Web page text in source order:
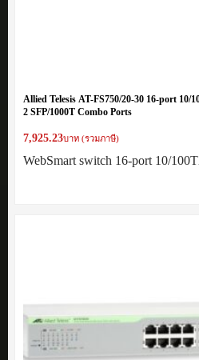
Allied Telesis AT-FS750/20-30 16-port 10/
2 SFP/1000T Combo Ports
7,925.23บาท (รวมภาษี)
WebSmart switch 16-port 10/